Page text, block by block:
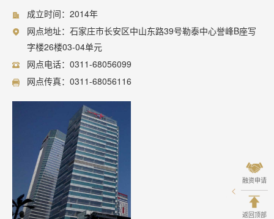
成立时间：2014年
网点地址：石家庄市长安区中山东路39号勒泰中心誉峰B座写
字楼26楼03-04单元
网点电话：0311-68056099
网点传真：0311-68056116
融资申请
返回顶部